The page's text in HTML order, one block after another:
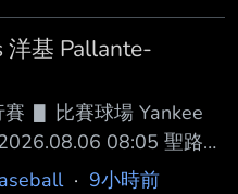
Torres (R) 2B .267
３.Dillon Dingler (R)
24
洋基 Pallante-
▋ 比賽球場 Yankee
08:05 聖路易
HR RBI SB BB １.JJ
· 9小時前